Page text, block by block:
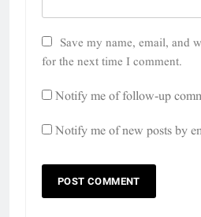
Save my name, email, and
for the next time I comment.
Notify me of follow-up
Notify me of new posts by